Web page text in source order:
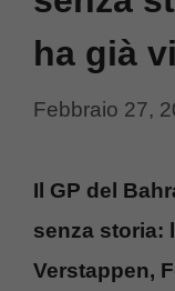
ha già
Febbraio 27,
Il GP del
senza storia:
Verstappen,